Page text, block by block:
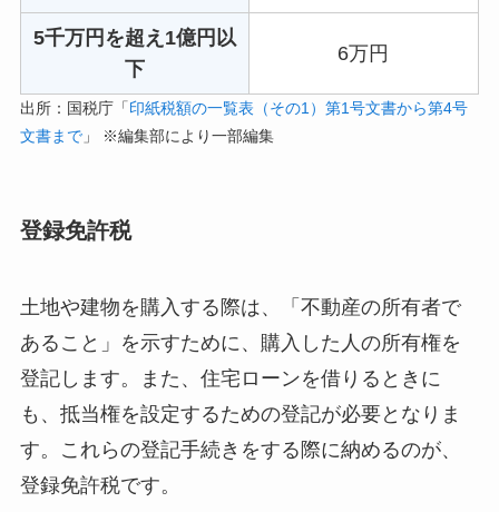
5千万円を超え1億円以
下
6万円
出所：国税庁「印紙税額の一覧表（その1）第1号文書から第4号
文書まで」 ※編集部により一部編集
登録免許税
土地や建物を購入する際は、「不動産の所有者で
あること」を示すために、購入した人の所有権を
登記します。また、住宅ローンを借りるときに
も、抵当権を設定するための登記が必要となりま
す。これらの登記手続きをする際に納めるのが、
登録免許税です。